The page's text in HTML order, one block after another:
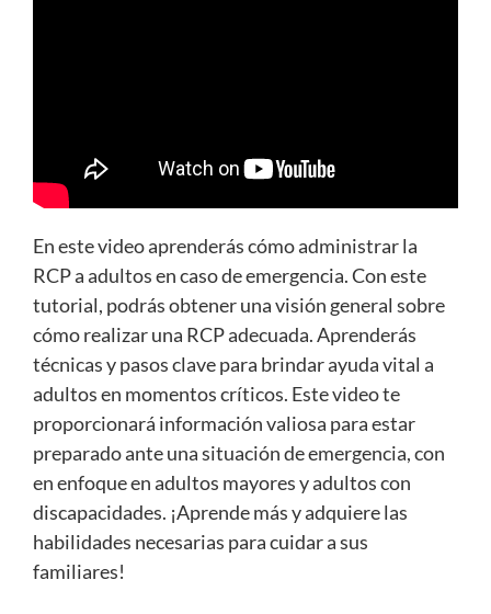
En este video aprenderás cómo administrar la
RCP a adultos en caso de emergencia. Con este
tutorial, podrás obtener una visión general sobre
cómo realizar una RCP adecuada. Aprenderás
técnicas y pasos clave para brindar ayuda vital a
adultos en momentos críticos. Este video te
proporcionará información valiosa para estar
preparado ante una situación de emergencia, con
en enfoque en adultos mayores y adultos con
discapacidades. ¡Aprende más y adquiere las
habilidades necesarias para cuidar a sus
familiares!